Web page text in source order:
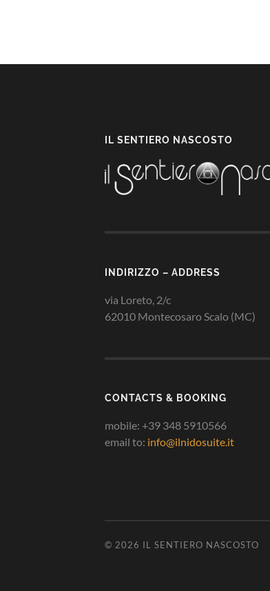
IL SENTIERO NASCOSTO
INDIRIZZO – ADDRESS
via Loreto, 2/c
62010 Montecosaro Scalo (MC)
CONTACTS & BOOKING
mobile: +39 348 5910566
email to: info@ilnidosuite.it
© 2026 IL SENTIERO NASCOSTO